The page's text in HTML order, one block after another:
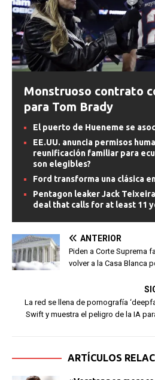
Monstruoso contrato
para Tom Brady
El puerto de Hueneme se
EE.UU. anuncia permisos
reunificación familiar para
son elegibles?
Ford transforma una clásica
Pentagon leaker Jack
deal that calls for at least 11
ANTERIOR
Piden a Corte Suprema
volver a la Casa Blanca
La red se llena de pornografía
Swift y muestra el peligro de la IA
ARTÍCULOS